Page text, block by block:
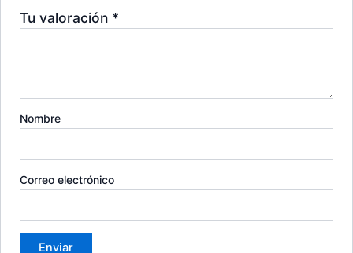
Tu valoración *
Nombre
Correo electrónico